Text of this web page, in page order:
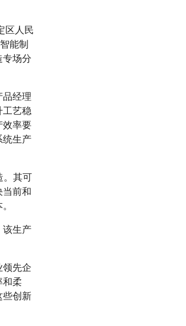
区人民
能制
专场分
品经理
工艺稳
效率要
统生产
。其可
当前和
该生产
领先企
和柔
些创新